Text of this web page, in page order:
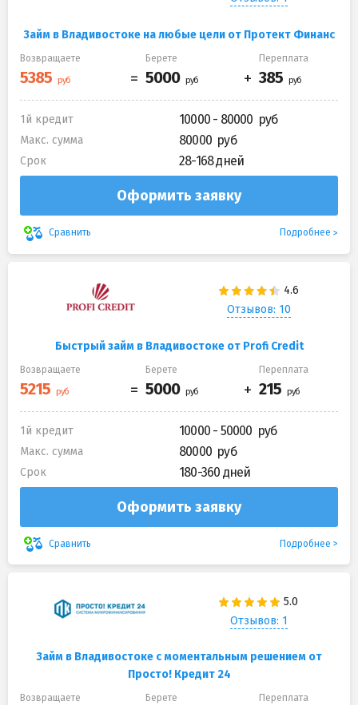
Займ в Владивостоке на любые цели от Протект Финанс
Возвращаете Берете Переплата
1й кредит 10000 - 80000
Макс. сумма 80000
Срок 28-168 дней
Оформить заявку
Сравнить Подробнее
Отзывов: 10
Быстрый займ в Владивостоке от Profi Credit
Возвращаете Берете Переплата
1й кредит 10000 - 50000
Макс. сумма 80000
Срок 180-360 дней
Оформить заявку
Сравнить Подробнее
Отзывов: 1
Займ в Владивостоке с моментальным решением от
Просто! Кредит 24
Возвращаете Берете Переплата